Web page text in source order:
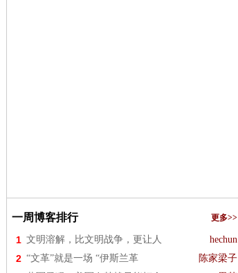
一周博客排行 更多>>
1 文明溶解，比文明战争，更让人 hechun
2 “文革”就是一场 “伊斯兰革 陈家梁子